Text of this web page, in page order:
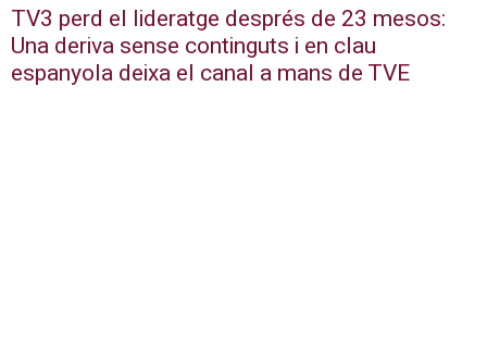
TV3 perd el lideratge després de 23 mesos:
Una deriva sense continguts i en clau
espanyola deixa el canal a mans de TVE